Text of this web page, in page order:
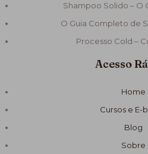
Shampoo Solido – O
O Guia Completo de
Processo Cold –
Acesso
Home
Cursos e E-
Blog
Sobre